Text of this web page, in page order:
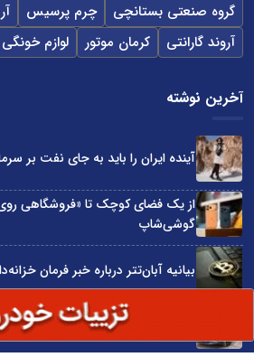
گروه صنعتی بستانچی
چرم پرسیس
آروند گارانتی
کرمان موتور لوازم خونگی
آخرین نوشته
آینده ایران را باید به جای نفت بر
گوشی‌شاپ
بیانیه آبان‌تتر درباره خبر فرمان
نیسان قشقایی رکورد گینس را شکست